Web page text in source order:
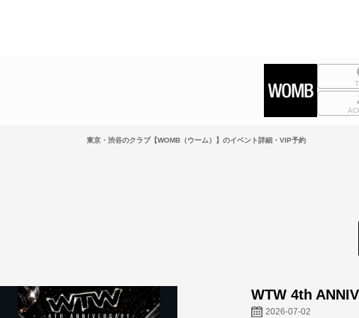
東京・渋谷のクラブ【WOMB（ウーム）】のイベント詳細・VIP予約
WTW 4th
2026-07-02